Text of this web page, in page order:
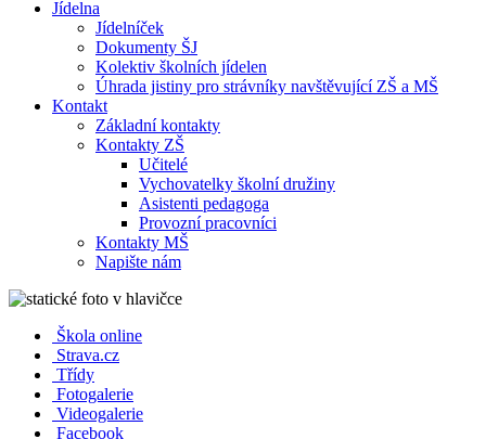
Jídelna
Jídelníček
Dokumenty ŠJ
Kolektiv školních jídelen
Úhrada jistiny pro strávníky navštěvující ZŠ a MŠ
Kontakt
Základní kontakty
Kontakty ZŠ
Učitelé
Vychovatelky školní družiny
Asistenti pedagoga
Provozní pracovníci
Kontakty MŠ
Napište nám
Škola online
Strava.cz
Třídy
Fotogalerie
Videogalerie
Facebook